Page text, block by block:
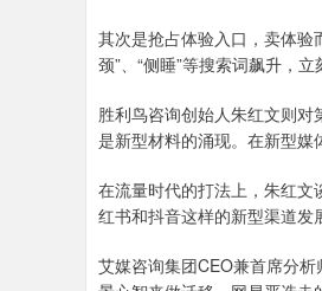
其次是抢占体验入口，卖体验
颈”、“侧睡”等搜索词飙升，
胜利鸟咨询创始人朱红文则
是新型材料的涌现。在新型媒
在流量时代的打法上，朱红
红书和抖音这样的新型渠道发
艾媒咨询集团CEO兼首席分